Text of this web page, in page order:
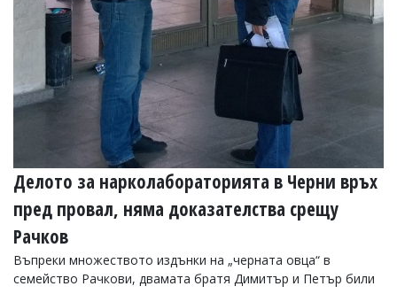
Делото за нарколабораторията в Черни връх
пред провал, няма доказателства срещу
Рачков
Въпреки множеството издънки на „черната овца“ в
семейство Рачкови, двамата братя Димитър и Петър били